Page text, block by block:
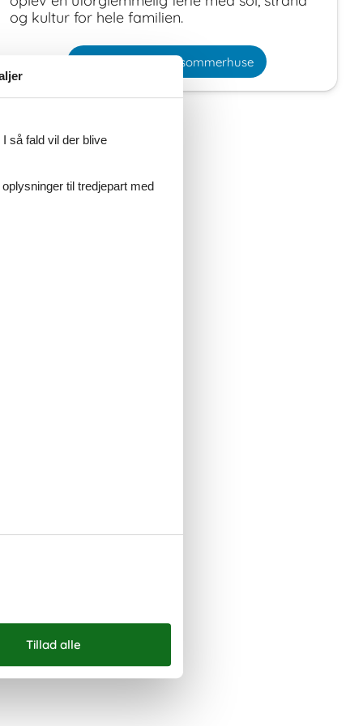
og kultur for hele familien.
Vælg mellem 705 sommerhuse
så fald vil der blive
til tredjepart med